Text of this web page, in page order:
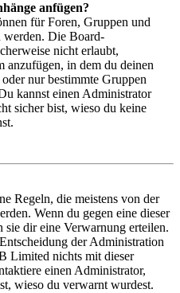
anfügen?
für Foren, Gruppen und
werden. Die Board-
nicht erlaubt,
anzufügen, in dem du deinen
nur bestimmte Gruppen
kannst einen Administrator
sicher bist, wieso du keine
Regeln, die meistens von der
Wenn du gegen eine dieser
sie dir eine Verwarnung erteilen.
der Administration
Limited nichts mit dieser
einen Administrator,
wieso du verwarnt wurdest.